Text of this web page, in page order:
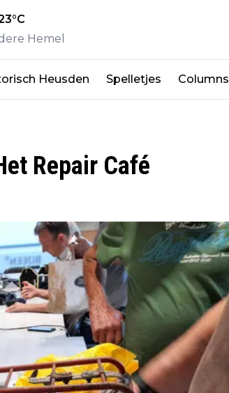
°C
Hemel
Heusden Spelletjes Columns
Repair Café